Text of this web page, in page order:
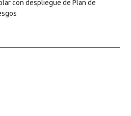
con despliegue de Plan de